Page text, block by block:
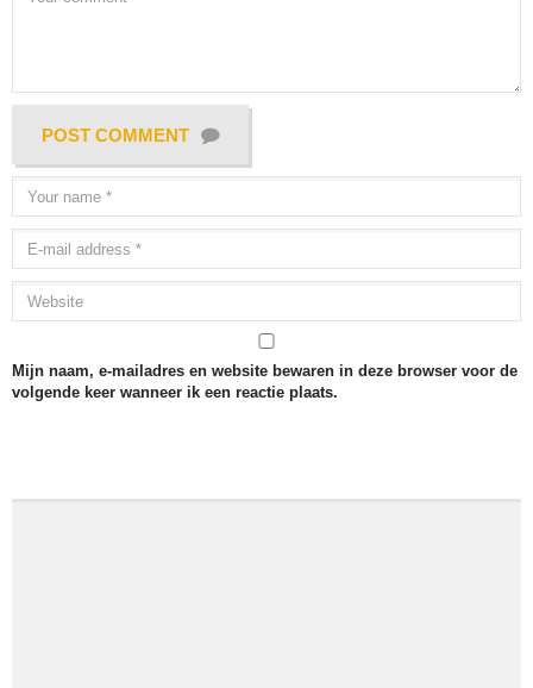
POST COMMENT
Mijn naam, e-mailadres en website bewaren in deze browser voor de
volgende keer wanneer ik een reactie plaats.